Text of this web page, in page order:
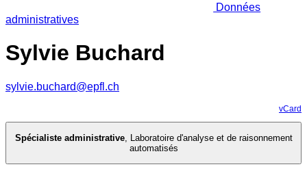
Données
administratives
Sylvie Buchard
sylvie.buchard@epfl.ch
vCard
Spécialiste administrative, Laboratoire d'analyse et de raisonnement
automatisés